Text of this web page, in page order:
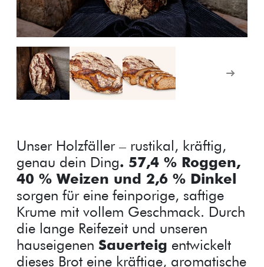
Weiter
Unser Holzfäller – rustikal, kräftig,
genau dein Ding. 57,4 % Roggen,
40 % Weizen und 2,6 % Dinkel
sorgen für eine feinporige, saftige
Krume mit vollem Geschmack. Durch
die lange Reifezeit und unseren
hauseigenen Sauerteig entwickelt
dieses Brot eine kräftige, aromatische